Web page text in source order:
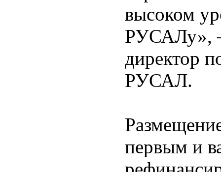
высоком
РУСАЛу»,
директор
РУСАЛ.
первым и